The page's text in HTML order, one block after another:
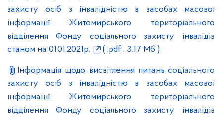
захисту осіб з інвалідністю в засобах масової
інформації Житомирського територіального
відділення Фонду соціального захисту інвалідів
станом на 01.01.2021р.
( .pdf , 3.17 Мб )
Інформація щодо висвітлення питань соціального
захисту осіб з інвалідністю в засобах масової
інформації Житомирського територіального
відділення Фонду соціального захисту інвалідів